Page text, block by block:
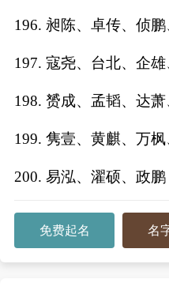
196. 昶陈、卓传、侦
197. 寇尧、台北、企
198. 赟成、孟韬、达
199. 隽壹、黄麒、万
200. 易泓、濯硕、政鹏
免费起名 名